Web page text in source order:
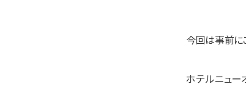
今回は事前に
ホテルニュ